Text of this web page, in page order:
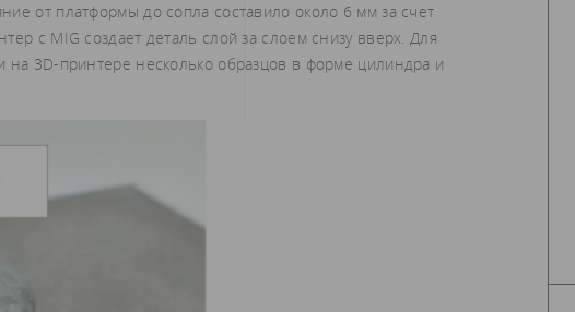
от платформы до сопла составило около 6 мм за счет
с MIG создает деталь слой за слоем снизу вверх. Для
на 3D-принтере несколько образцов в форме цилиндра и